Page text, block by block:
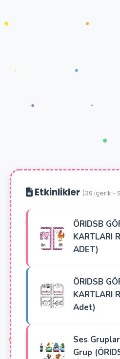
Etkinlikler (39 içerik -
ÖRIDSB
KARTLARI
ADET)
ÖRIDSB
KARTLARI
Adet)
Ses
Grup